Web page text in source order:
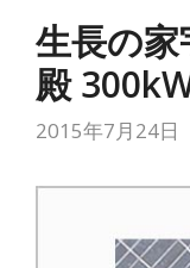
生長の
殿
2015年7月24日